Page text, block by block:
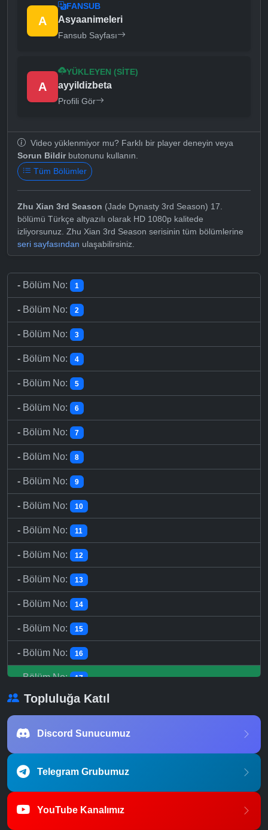
A
FANSUB
Asyaanimeleri
Fansub Sayfası
A
YÜKLEYEN (SITE)
ayyildizbeta
Profili Gör
Video yüklenmiyor mu? Farklı bir player deneyin veya
Sorun Bildirbutonunu kullanın.
Tüm Bölümler
Zhu Xian 3rd Season (Jade Dynasty 3rd Season) 17.
bölümü Türkçe altyazılı olarak HD 1080p kalitede
izliyorsunuz. Zhu Xian 3rd Season serisinin tüm bölümlerine
seri sayfasından ulaşabilirsiniz.
- Bölüm No: 1
- Bölüm No: 2
- Bölüm No: 3
- Bölüm No: 4
- Bölüm No: 5
- Bölüm No: 6
- Bölüm No: 7
- Bölüm No: 8
- Bölüm No: 9
- Bölüm No: 10
- Bölüm No: 11
- Bölüm No: 12
- Bölüm No: 13
- Bölüm No: 14
- Bölüm No: 15
- Bölüm No: 16
-Bölüm No: 17
- Bölüm No: 18
- Bölüm No:
-Bölüm No: 21
Topluluğa Katıl
Discord Sunucumuz
Telegram Grubumuz
YouTube Kanalımız